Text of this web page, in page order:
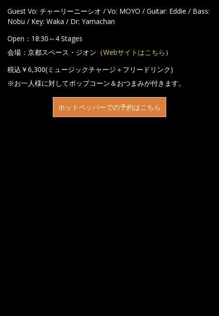
Guest Vo: チャーリーニーシオ / Vo: MOYO / Guitar: Eddie / Bass:
Nobu / Key: Waka / Dr: Yamachan
Open：18:30～4 Stages
会場：京都スペース・ジオン（Webサイトはこちら ）
税込￥6,300(ミュージックチャージ＋フリードリンク)
※お一人様に対してポップコーン＆おつまみが付きます。
ホットペッパーでの予約はこちら